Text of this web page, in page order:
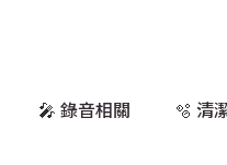
🎤 錄音相關 🫧 清